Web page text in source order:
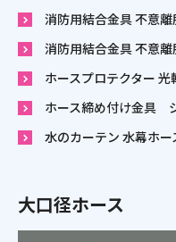
消防用結合金具 不意
消防用結合金具 不意
ホースプロテクター
ホース締め付け金具
水のカーテン 水幕ホー
大口径ホース